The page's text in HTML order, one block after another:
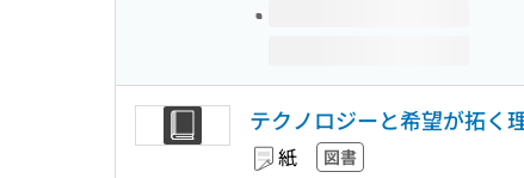
テクノロジーと希望が拓く
紙 図書